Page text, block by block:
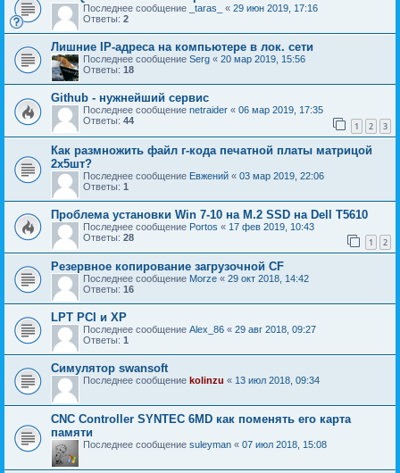
Последнее сообщение _taras_ « 29 июн 2019, 17:16
Ответы: 2
Лишние IP-адреса на компьютере в лок. сети
Последнее сообщение Serg « 20 мар 2019, 15:56
Ответы: 18
Github - нужнейший сервис
Последнее сообщение netraider « 06 мар 2019, 17:35
Ответы: 44 1 2 3
Как размножить файл г-кода печатной платы матрицой
2х5шт?
Последнее сообщение Евжений « 03 мар 2019, 22:06
Ответы: 1
Проблема установки Win 7-10 на M.2 SSD на Dell T5610
Последнее сообщение Portos « 17 фев 2019, 10:43
Ответы: 28 1 2
Резервное копирование загрузочной CF
Последнее сообщение Morze « 29 окт 2018, 14:42
Ответы: 16
LPT PCI и ХР
Последнее сообщение Alex_86 « 29 авг 2018, 09:27
Ответы: 1
Симулятор swansoft
Последнее сообщение kolinzu « 13 июл 2018, 09:34
CNC Controller SYNTEC 6MD как поменять его карта
памяти
Последнее сообщение suleyman « 07 июл 2018, 15:08